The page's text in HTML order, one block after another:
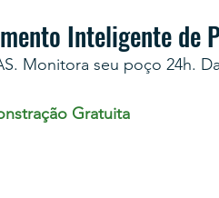
Inteligente de
Monitora seu poço 24h.
Gratuita